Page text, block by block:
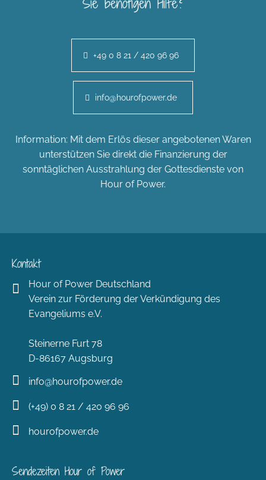
+49 0 8 21 / 420 96 96
info@hourofpower.de
Information: Mit dem Erlös dieser angebotenen Waren
unterstützen Sie direkt die Finanzierung der
sonntäglichen Ausstrahlung der Gottesdienste von
Hour of Power.
Kontakt
Hour of Power Deutschland
Verein zur Förderung der Verkündigung des
Evangeliums e.V.
Steinerne Furt 78
D-86167 Augsburg
info@hourofpower.de
(+49) 0 8 21 / 420 96 96
hourofpower.de
Sendezeiten Hour of Power